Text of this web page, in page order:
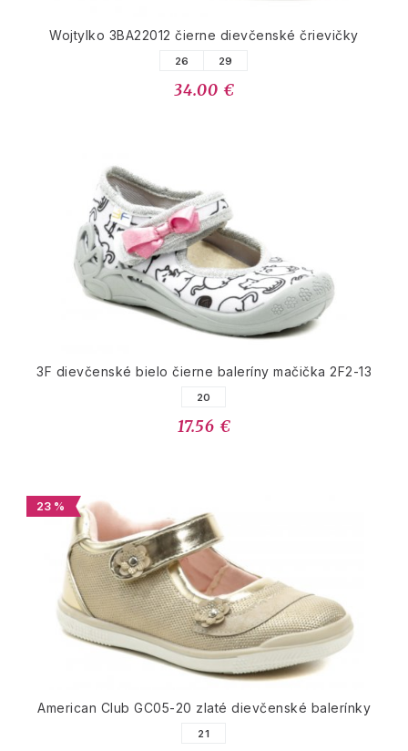
Wojtylko 3BA22012 čierne dievčenské črievičky
26 29
34.00 €
3F dievčenské bielo čierne baleríny mačička 2F2-13
20
17.56 €
23 %
American Club GC05-20 zlaté dievčenské balerínky
21